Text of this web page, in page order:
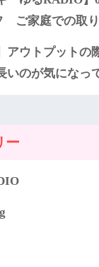
ご家庭での取
アウトプットの
いのが気になっ
ー